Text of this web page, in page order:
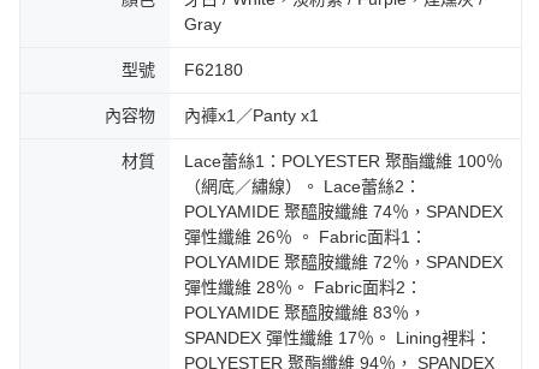
Gray
型號 F62180
內容物 內褲x1／Panty x1
材質
Lace蕾絲1：POLYESTER 聚酯纖維 100％
（網底／繡線）。 Lace蕾絲2：
POLYAMIDE 聚醯胺纖維 74％，SPANDEX
彈性纖維 26％ 。 Fabric面料1：
POLYAMIDE 聚醯胺纖維 72％，SPANDEX
彈性纖維 28％。 Fabric面料2：
POLYAMIDE 聚醯胺纖維 83％，
SPANDEX 彈性纖維 17％。 Lining裡料：
POLYESTER 聚酯纖維 94％， SPANDEX